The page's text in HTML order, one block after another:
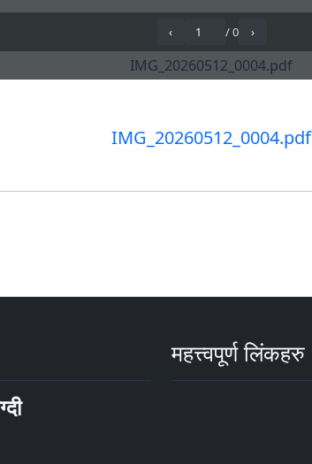
IMG_20260512_0004.pdf
महत्त्वपूर्ण लिंकहरु